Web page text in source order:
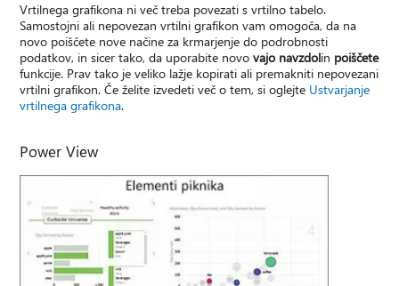
Vrtilnega grafikona ni več treba povezati s vrtilno tabelo.
Samostojni ali nepovezan vrtilni grafikon vam omogoča, da na
novo poiščete nove načine za krmarjenje do podrobnosti
podatkov, in sicer tako, da uporabite novovajo navzdolin poiščete
funkcije. Prav tako je veliko lažje kopirati ali premakniti nepovezani
vrtilni grafikon. Če želite izvedeti več o tem, si oglejte Ustvarjanje
vrtilnega grafikona.
Power View